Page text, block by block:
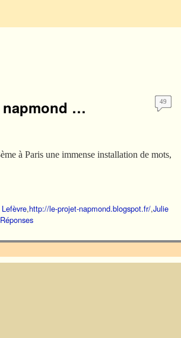
napmond … 49
à Paris une immense installation de mots,
,http://le-projet-napmond.blogspot.fr/,Julie
Réponses